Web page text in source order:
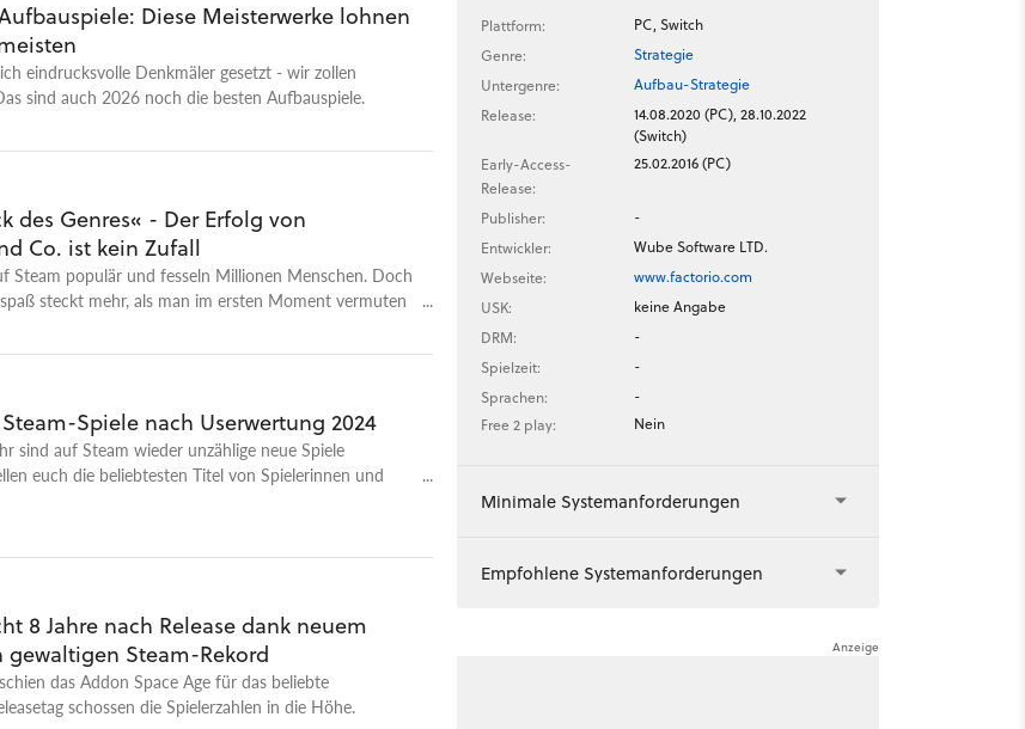
Diese Meisterwerke lohnen
eindrucksvolle Denkmäler gesetzt - wir zollen
sind auch 2026 noch die besten Aufbauspiele.
des Genres« - Der Erfolg von
Co. ist kein Zufall
Steam populär und fesseln Millionen Menschen. Doch
steckt mehr, als man im ersten Moment vermuten
Spiele nach Userwertung 2024
sind auf Steam wieder unzählige neue Spiele
euch die beliebtesten Titel von Spielerinnen und
8 Jahre nach Release dank neuem
gewaltigen Steam-Rekord
das Addon Space Age für das beliebte
schossen die Spielerzahlen in die Höhe.
Plattform:
PC, Switch
Genre:
Strategie
Untergenre:
Aufbau-Strategie
Release:
14.08.2020 (PC), 28.10.2022
(Switch)
Early-Access-
Release:
25.02.2016 (PC)
Publisher:
-
Entwickler:
Wube Software LTD.
Webseite:
www.factorio.com
USK:
keine Angabe
DRM:
-
Spielzeit:
-
Sprachen:
-
Free 2 play:
Nein
Minimale Systemanforderungen
Empfohlene Systemanforderungen